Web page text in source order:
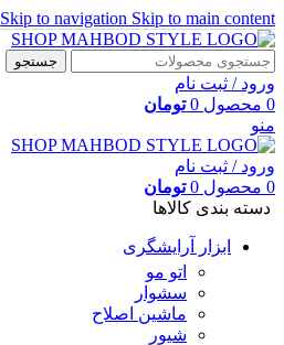
Skip to navigation Skip to main content
جستجو
ورود / ثبت نام
0 محصول 0 تومان
منو
ورود / ثبت نام
0 محصول 0 تومان
دسته بندی کالاها
ابزار آرایشگری
اتو مو
سشوار
ماشین اصلاح
شیور